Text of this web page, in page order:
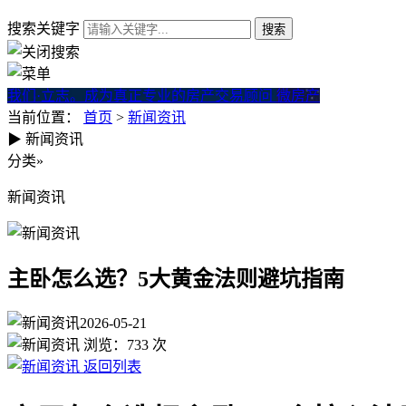
搜索关键字
我们·立志。成为真正专业的房产交易顾问 微房产
当前位置： 首页 > 新闻资讯
主卧怎么选？5大黄金法则避坑
▶ 新闻资讯
分类»
新闻资讯
主卧怎么选？5大黄金法则避坑指南
2026-05-21
浏览： 733 次
返回列表